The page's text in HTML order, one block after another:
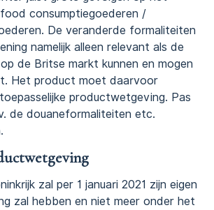
consumptiegoederen /
De veranderde formaliteiten
namelijk alleen relevant als de
de Britse markt kunnen en mogen
Het product moet daarvoor
productwetgeving. Pas
de douaneformaliteiten etc.
zal per 1 januari 2021 zijn eigen
zal hebben en niet meer onder het